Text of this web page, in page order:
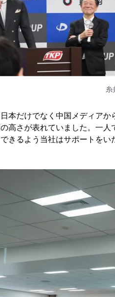
糸
本だけでなく中国メディア
高さが表れていました。一
きるよう当社はサポートをい